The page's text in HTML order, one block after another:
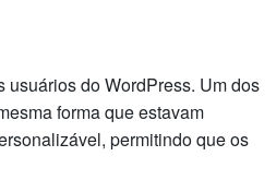
usuários do WordPress. Um dos
forma que estavam
permitindo que os